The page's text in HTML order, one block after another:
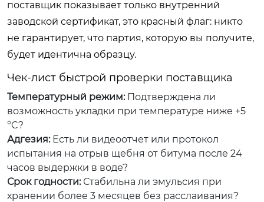
поставщик показывает только внутренний
заводской сертификат, это красный флаг: никто
не гарантирует, что партия, которую вы получите,
будет идентична образцу.
Чек-лист быстрой проверки поставщика
Температурный режим:Подтверждена ли
возможность укладки при температуре ниже +5
°C?
Адгезия:Есть ли видеоотчет или протокол
испытания на отрыв щебня от битума после 24
часов выдержки в воде?
Срок годности:Стабильна ли эмульсия при
хранении более 3 месяцев без расслаивания?